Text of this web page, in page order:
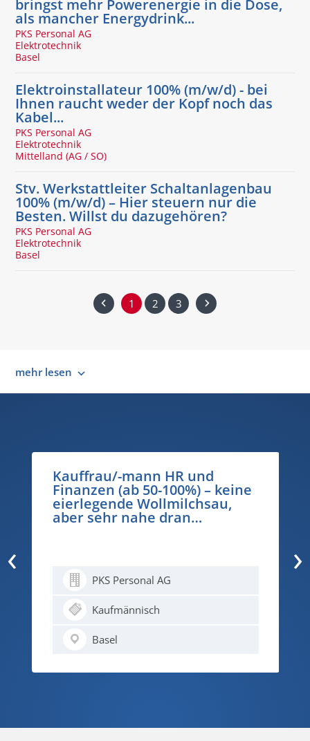
bringst mehr Powerenergie in die Dose,
als mancher Energydrink...
PKS Personal AG
Elektrotechnik
Basel
Elektroinstallateur 100% (m/w/d) - bei
Ihnen raucht weder der Kopf noch das
Kabel...
PKS Personal AG
Elektrotechnik
Mittelland (AG / SO)
Stv. Werkstattleiter Schaltanlagenbau
100% (m/w/d) – Hier steuern nur die
Besten. Willst du dazugehören?
PKS Personal AG
Elektrotechnik
Basel
1 2 3
mehr lesen
Bauleitender
Heizungsmonteur
Festanstellung 100% (m/w/d) -
du sorgst dafür, dass Termine
PKS Personal AG
Gebäudetechnik
Basel
‹ ›